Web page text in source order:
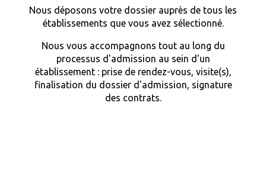
Nous déposons votre dossier auprès de tous les
établissements que vous avez sélectionné.
Nous vous accompagnons tout au long du
processus d'admission au sein d'un
établissement : prise de rendez-vous, visite(s),
finalisation du dossier d'admission, signature
des contrats.